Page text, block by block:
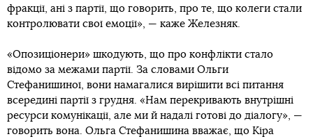
фракції, ані з партії, що говорить, про те, що колеги стали
контролювати свої емоції», — каже Железняк.
«Опозиціонери» шкодують, що про конфлікти стало
відомо за межами партії. За словами Ольги
Стефанишиної, вони намагалися вирішити всі питання
всередині партії з грудня. «Нам перекривають внутрішні
ресурси комунікації, але ми й надалі готові до діалогу», —
говорить вона. Ольга Стефанишина вважає, що Кіра